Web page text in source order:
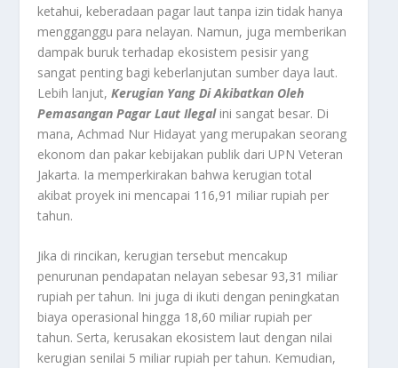
ketahui, keberadaan pagar laut tanpa izin tidak hanya
mengganggu para nelayan. Namun, juga memberikan
dampak buruk terhadap ekosistem pesisir yang
sangat penting bagi keberlanjutan sumber daya laut.
Lebih lanjut,Kerugian Yang Di Akibatkan Oleh
Pemasangan Pagar Laut Ilegalini sangat besar. Di
mana, Achmad Nur Hidayat yang merupakan seorang
ekonom dan pakar kebijakan publik dari UPN Veteran
Jakarta. Ia memperkirakan bahwa kerugian total
akibat proyek ini mencapai 116,91 miliar rupiah per
tahun.
Jika di rincikan, kerugian tersebut mencakup
penurunan pendapatan nelayan sebesar 93,31 miliar
rupiah per tahun. Ini juga di ikuti dengan peningkatan
biaya operasional hingga 18,60 miliar rupiah per
tahun. Serta, kerusakan ekosistem laut dengan nilai
kerugian senilai 5 miliar rupiah per tahun. Kemudian,